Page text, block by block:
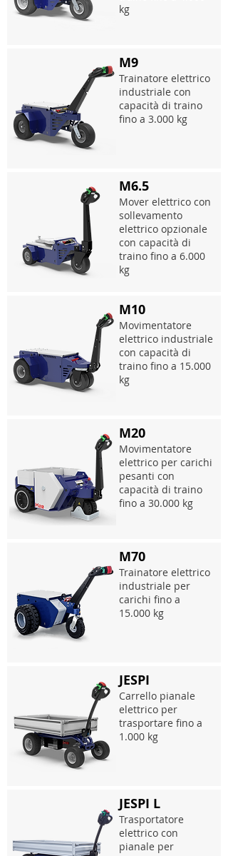
kg
M9
Trainatore elettrico
industriale con
capacità di traino
fino a 3.000 kg
M6.5
Mover elettrico con
sollevamento
elettrico opzionale
con capacità di
traino fino a 6.000
kg
M10
Movimentatore
elettrico industriale
con capacità di
traino fino a 15.000
kg
M20
Movimentatore
elettrico per carichi
pesanti con
capacità di traino
fino a 30.000 kg
M70
Trainatore elettrico
industriale per
carichi fino a
15.000 kg
JESPI
Carrello pianale
elettrico per
trasportare fino a
1.000 kg
JESPI L
Trasportatore
elettrico con
pianale per